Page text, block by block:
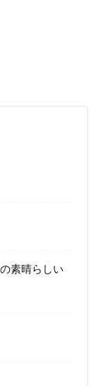
素晴らしい